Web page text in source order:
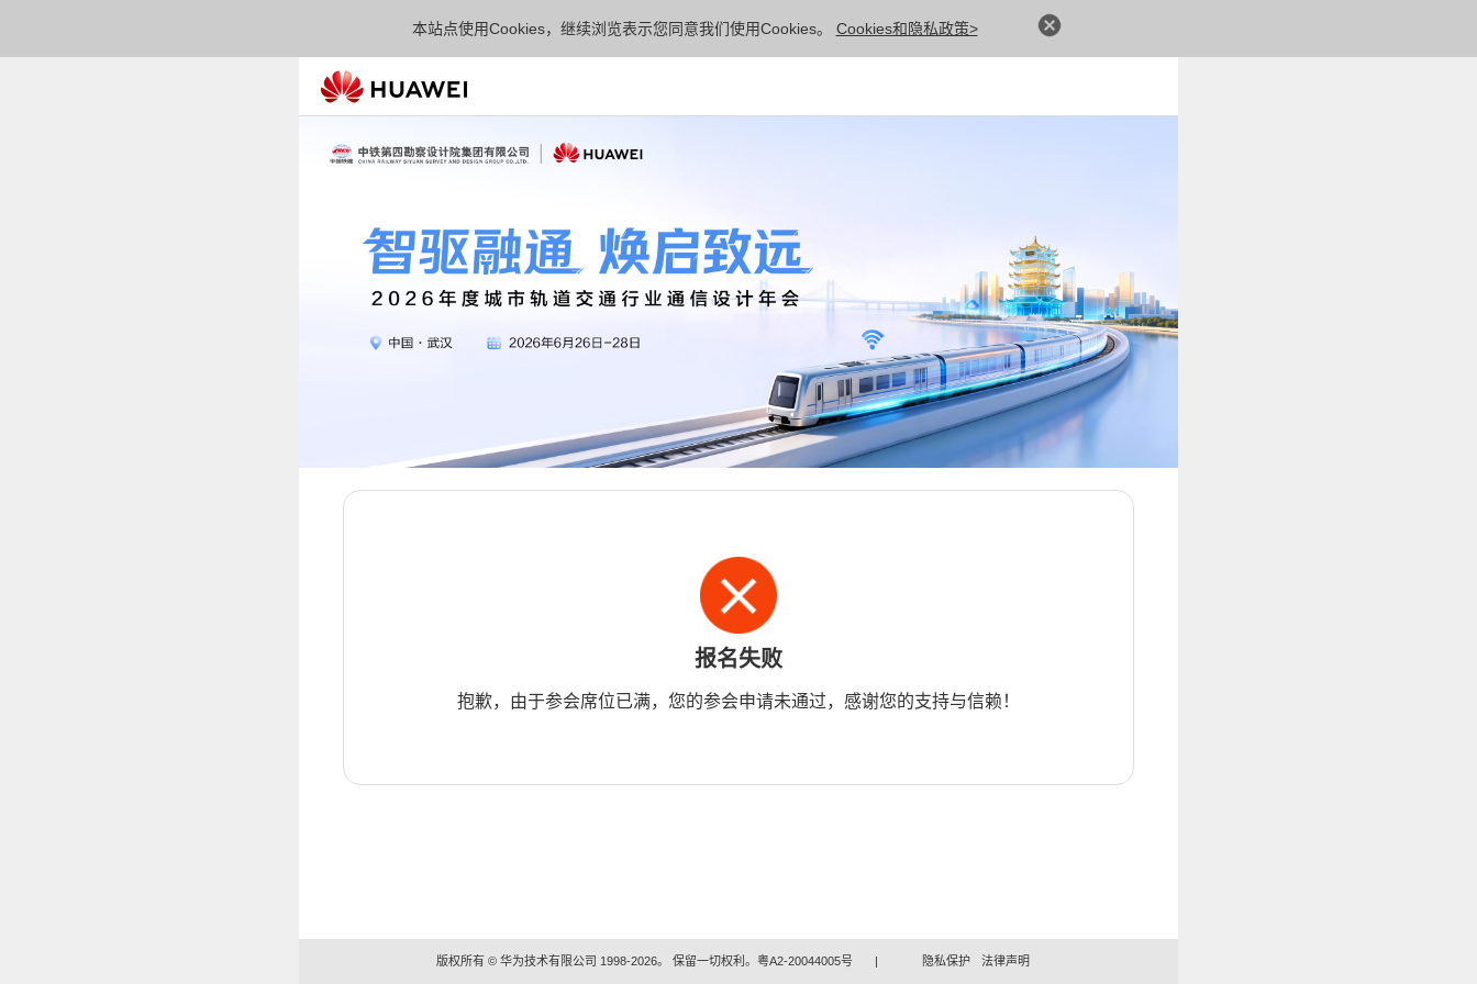
本站点使用Cookies，继续浏览表示您同意我们使用Cookies。 Cookies和隐私政策>
报名失败
抱歉，由于参会席位已满，您的参会申请未通过，感谢您的支持与信赖！
版权所有 © 华为技术有限公司 1998-2026。 保留一切权利。粤A2-20044005号 | 隐私保护 法律声明